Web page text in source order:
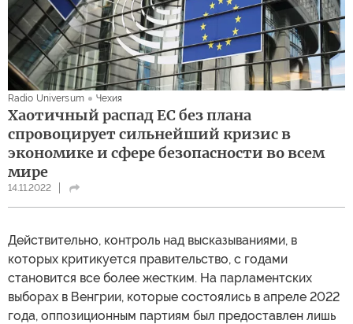
Radio Universum Чехия
Хаотичный распад ЕС без плана
спровоцирует сильнейший кризис в
экономике и сфере безопасности во всем
мире
14.11.2022
Действительно, контроль над высказываниями, в
которых критикуется правительство, с годами
становится все более жестким. На парламентских
выборах в Венгрии, которые состоялись в апреле 2022
года, оппозиционным партиям был предоставлен лишь